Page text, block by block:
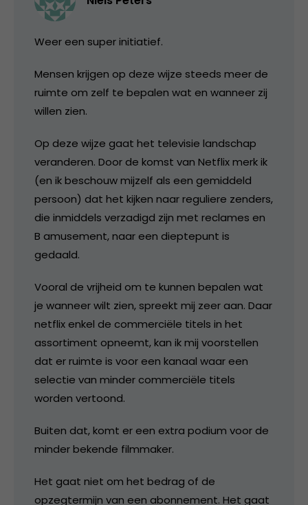
Weer een super initiatief.
Mensen krijgen op deze wijze steeds meer de
ruimte om zelf te bepalen wat en wanneer zij
willen zien.
Op deze wijze gaat het televisie landschap
veranderen. Door de komst van Netflix merk ik
(en ik beschouw mijzelf als een gemiddeld
persoon) dat het kijken naar reguliere zenders,
die inmiddels verzadigd zijn met reclames en
B amusement, naar een dieptepunt is
gedaald.
Vooral de vrijheid om te kunnen bepalen wat
je wanneer wilt zien, spreekt mij zeer aan. Daar
netflix enkel de commerciële titels in het
assortiment opneemt, kan ik mij voorstellen
dat er ruimte is voor een kanaal waar een
selectie van minder commerciële titels
worden vertoond.
Buiten dat, komt er een extra podium voor de
minder bekende filmmaker.
Het gaat niet om het bedrag of de
opzegtermijn van een abonnement. Het gaat